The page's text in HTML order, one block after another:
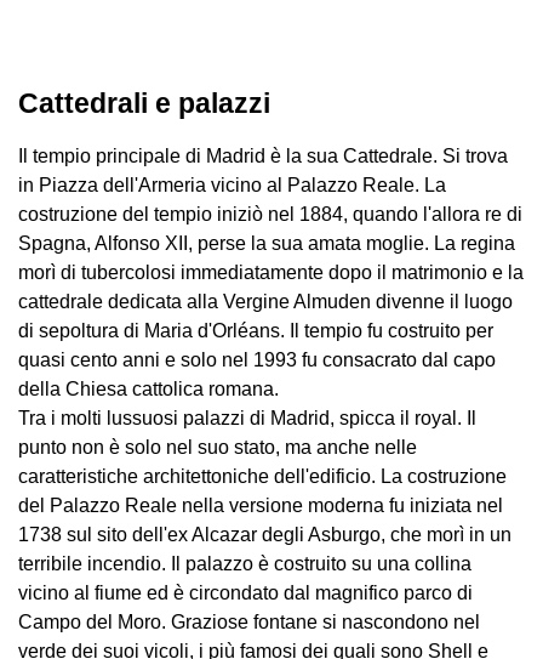
Cattedrali e palazzi
Il tempio principale di Madrid è la sua Cattedrale. Si trova
in Piazza dell'Armeria vicino al Palazzo Reale. La
costruzione del tempio iniziò nel 1884, quando l'allora re di
Spagna, Alfonso XII, perse la sua amata moglie. La regina
morì di tubercolosi immediatamente dopo il matrimonio e la
cattedrale dedicata alla Vergine Almuden divenne il luogo
di sepoltura di Maria d'Orléans. Il tempio fu costruito per
quasi cento anni e solo nel 1993 fu consacrato dal capo
della Chiesa cattolica romana.
Tra i molti lussuosi palazzi di Madrid, spicca il royal. Il
punto non è solo nel suo stato, ma anche nelle
caratteristiche architettoniche dell'edificio. La costruzione
del Palazzo Reale nella versione moderna fu iniziata nel
1738 sul sito dell'ex Alcazar degli Asburgo, che morì in un
terribile incendio. Il palazzo è costruito su una collina
vicino al fiume ed è circondato dal magnifico parco di
Campo del Moro. Graziose fontane si nascondono nel
verde dei suoi vicoli, i più famosi dei quali sono Shell e